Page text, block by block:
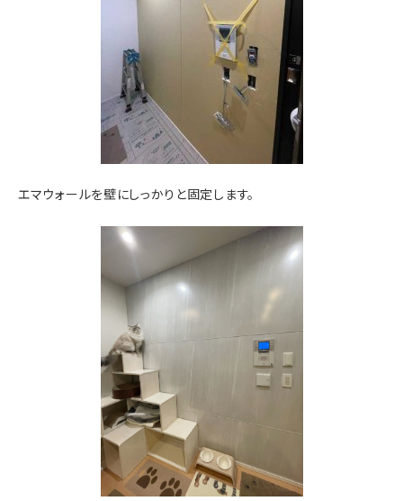
エマウォールを壁にしっかりと固定します。